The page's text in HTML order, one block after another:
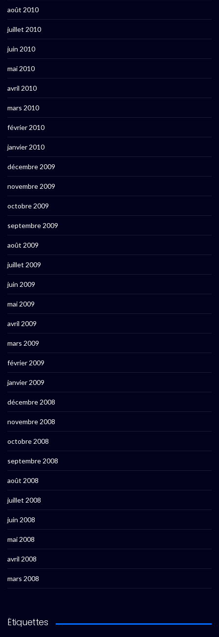
août 2010
juillet 2010
juin 2010
mai 2010
avril 2010
mars 2010
février 2010
janvier 2010
décembre 2009
novembre 2009
octobre 2009
septembre 2009
août 2009
juillet 2009
juin 2009
mai 2009
avril 2009
mars 2009
février 2009
janvier 2009
décembre 2008
novembre 2008
octobre 2008
septembre 2008
août 2008
juillet 2008
juin 2008
mai 2008
avril 2008
mars 2008
Étiquettes